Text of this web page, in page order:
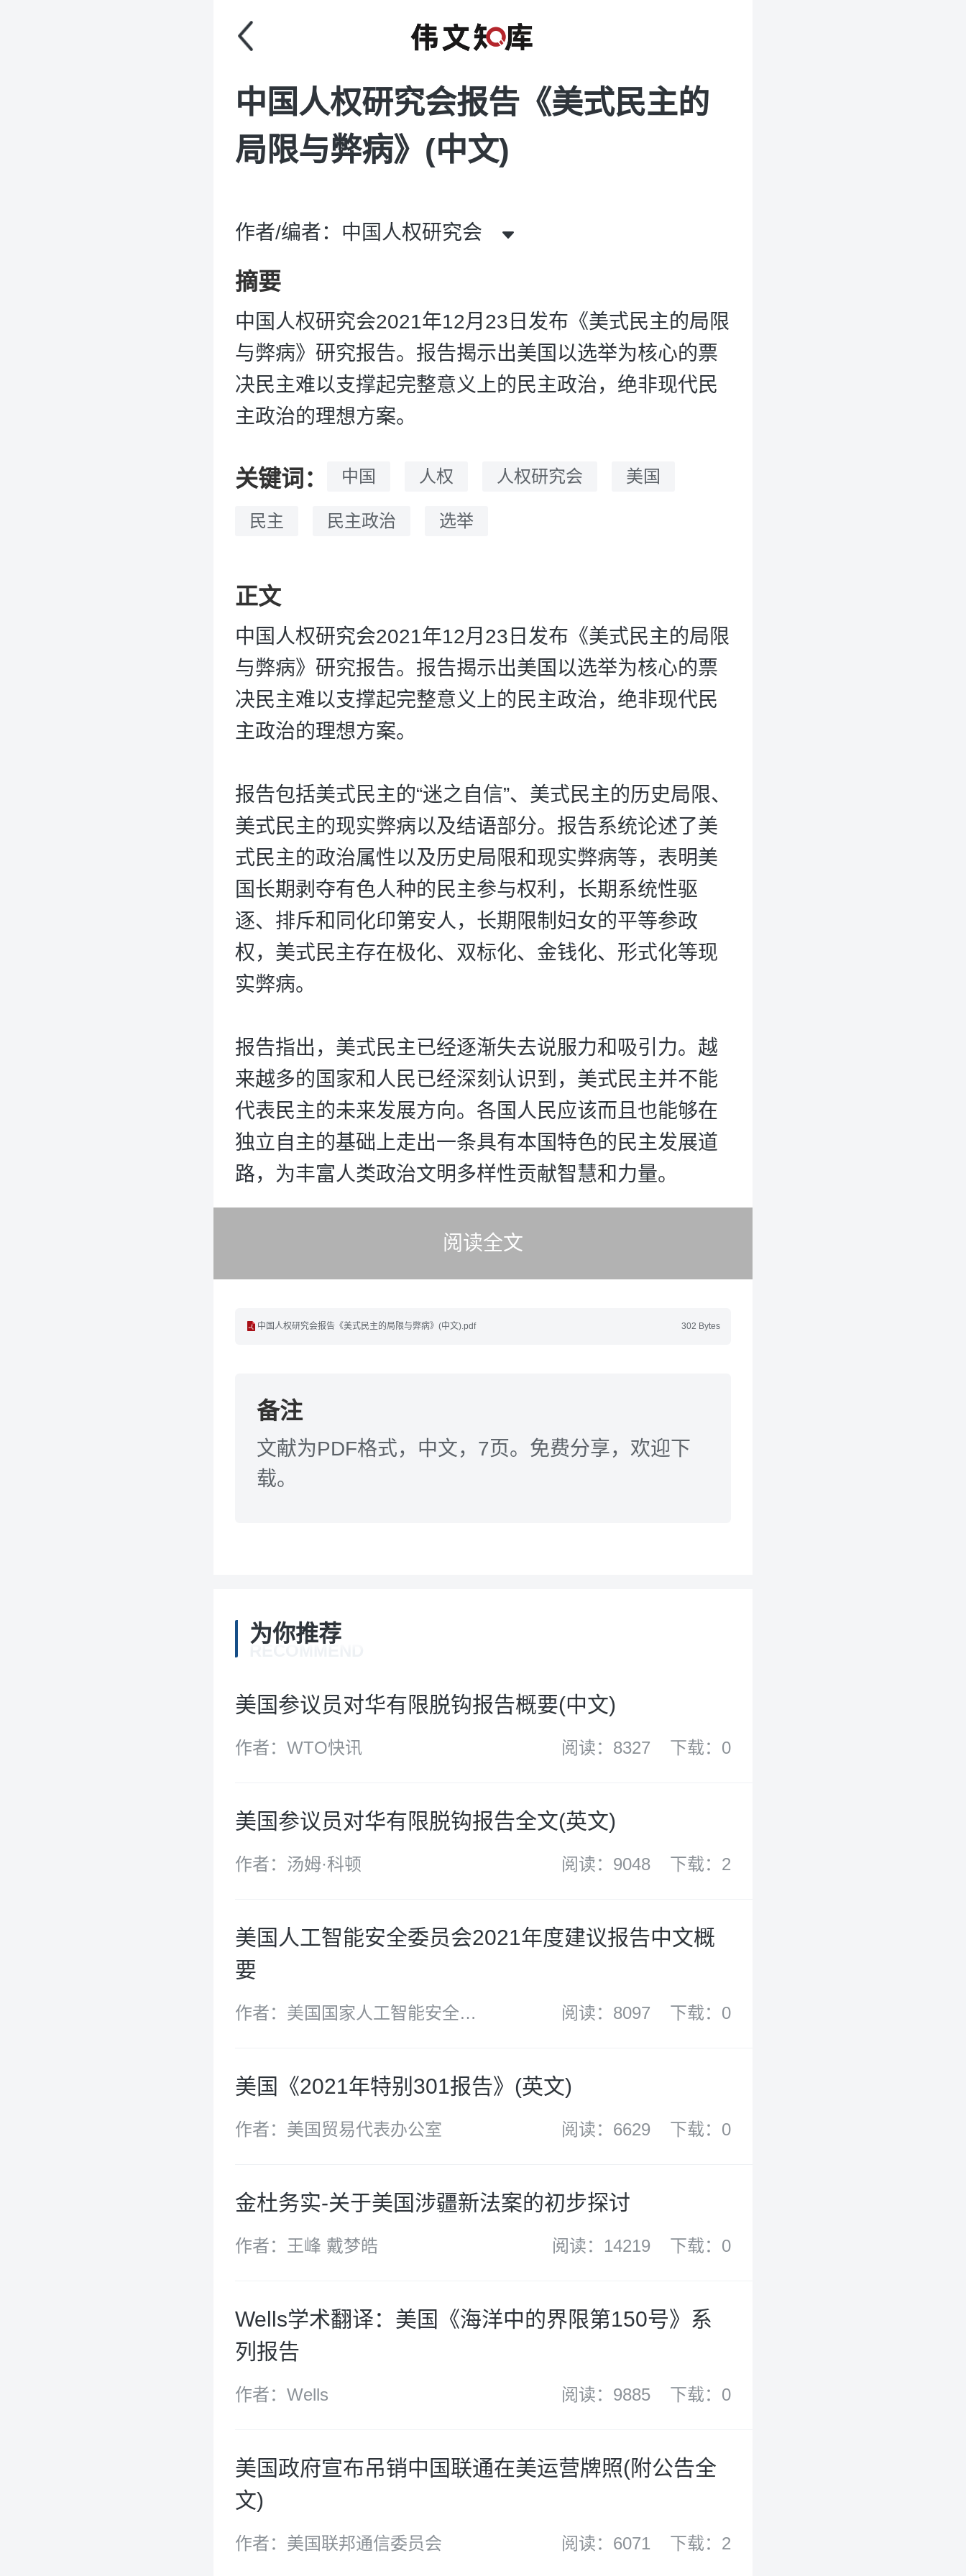
中国人权研究会报告《美式民主的
局限与弊病》(中文)
作者/编者：中国人权研究会
摘要
中国人权研究会2021年12月23日发布《美式民主的局限
与弊病》研究报告。报告揭示出美国以选举为核心的票
决民主难以支撑起完整意义上的民主政治，绝非现代民
主政治的理想方案。
关键词： 中国 人权 人权研究会 美国
民主 民主政治 选举
正文
中国人权研究会2021年12月23日发布《美式民主的局限
与弊病》研究报告。报告揭示出美国以选举为核心的票
决民主难以支撑起完整意义上的民主政治，绝非现代民
主政治的理想方案。
报告包括美式民主的“迷之自信”、美式民主的历史局限、
美式民主的现实弊病以及结语部分。报告系统论述了美
式民主的政治属性以及历史局限和现实弊病等，表明美
国长期剥夺有色人种的民主参与权利，长期系统性驱
逐、排斥和同化印第安人，长期限制妇女的平等参政
权，美式民主存在极化、双标化、金钱化、形式化等现
实弊病。
报告指出，美式民主已经逐渐失去说服力和吸引力。越
来越多的国家和人民已经深刻认识到，美式民主并不能
代表民主的未来发展方向。各国人民应该而且也能够在
独立自主的基础上走出一条具有本国特色的民主发展道
路，为丰富人类政治文明多样性贡献智慧和力量。
阅读全文
302 Bytes
中国人权研究会报告《美式民主的局限与弊病》(中文).pdf
备注
文献为PDF格式，中文，7页。免费分享，欢迎下
载。
为你推荐
RECOMMEND
美国参议员对华有限脱钩报告概要(中文)
作者：WTO快讯 阅读：8327 下载：0
美国参议员对华有限脱钩报告全文(英文)
作者：汤姆·科顿 阅读：9048 下载：2
美国人工智能安全委员会2021年度建议报告中文概
要
作者：美国国家人工智能安全委
阅读：8097 下载：0
美国《2021年特别301报告》(英文)
作者：美国贸易代表办公室 阅读：6629 下载：0
金杜务实-关于美国涉疆新法案的初步探讨
作者：王峰 戴梦皓 阅读：14219 下载：0
Wells学术翻译：美国《海洋中的界限第150号》系
列报告
作者：Wells 阅读：9885 下载：0
美国政府宣布吊销中国联通在美运营牌照(附公告全
文)
作者：美国联邦通信委员会 阅读：6071 下载：2